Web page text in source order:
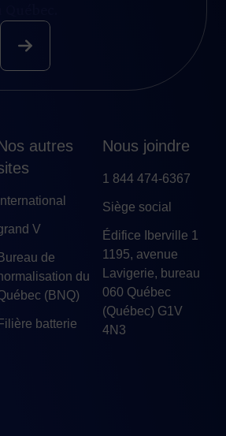
autres
International
V
Bureau de
du
(BNQ)
Filière batterie
Nous joindre
1 844 474-6367
Siège social
Édifice Iberville 1
1195, avenue
Lavigerie, bureau
060 Québec
(Québec) G1V
4N3